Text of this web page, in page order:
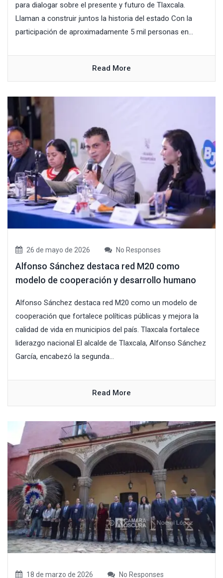
para dialogar sobre el presente y futuro de Tlaxcala.
Llaman a construir juntos la historia del estado Con la
participación de aproximadamente 5 mil personas en...
Read More
26 de mayo de 2026 No Responses
Alfonso Sánchez destaca red M20 como
modelo de cooperación y desarrollo humano
Alfonso Sánchez destaca red M20 como un modelo de
cooperación que fortalece políticas públicas y mejora la
calidad de vida en municipios del país. Tlaxcala fortalece
liderazgo nacional El alcalde de Tlaxcala, Alfonso Sánchez
García, encabezó la segunda...
Read More
18 de marzo de 2026 No Responses